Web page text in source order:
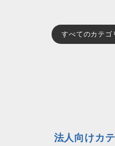
すべてのカテゴ
法人向けカ